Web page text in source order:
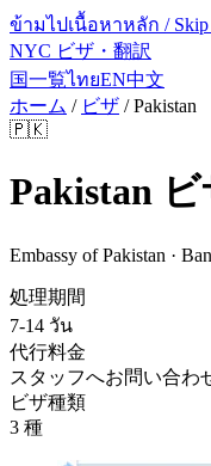
ข้ามไปเนื้อหาหลัก / Skip
NYC ビザ・翻訳
国一覧ไทยEN中文
ホーム / ビザ /Pakistan
🇵🇰
Pakistan
Embassy of Pakistan ·
処理期間
7-14 วัน
代行料金
スタッフへお問い合わ
ビザ種類
3 種